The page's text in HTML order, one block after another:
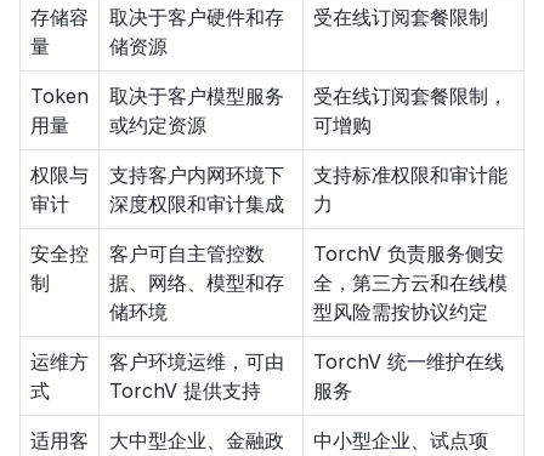
存储容
量
取决于客户硬件和存
储资源
受在线订阅套餐限制
Token
用量
取决于客户模型服务
或约定资源
受在线订阅套餐限制，
可增购
权限与
审计
支持客户内网环境下
深度权限和审计集成
支持标准权限和审计能
力
安全控
制
客户可自主管控数
据、网络、模型和存
储环境
TorchV 负责服务侧安
全，第三方云和在线模
型风险需按协议约定
运维方
式
客户环境运维，可由
TorchV 提供支持
TorchV 统一维护在线
服务
适用客
大中型企业、金融政
中小型企业、试点项